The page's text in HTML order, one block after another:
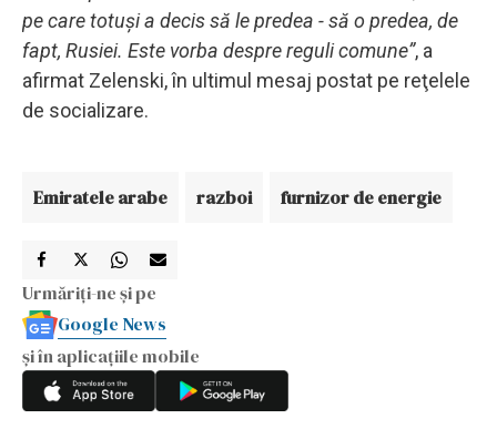
pe care totuşi a decis să le predea - să o predea, de
fapt, Rusiei. Este vorba despre reguli comune”, a
afirmat Zelenski, în ultimul mesaj postat pe reţelele
de socializare.
Emiratele arabe razboi furnizor de energie
Urmăriți-ne și pe
Google News
și în aplicațiile mobile